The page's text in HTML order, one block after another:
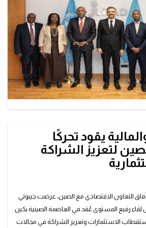
يقود تحركًا
لتعزيز الشراكة
التعاون الاقتصادي مع الصين، عرضت جيبوتي
لقاء رفيع المستوى عُقد في العاصمة الصينية بكين
الاستثمارات وتعزيز الشراكة في مجالات